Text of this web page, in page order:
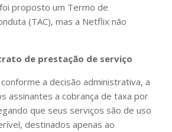
proposto um Termo de
(TAC), mas a Netflix não
de prestação de serviço
a decisão administrativa, a
assinantes a cobrança de taxa por
que seus serviços são de uso
destinados apenas ao